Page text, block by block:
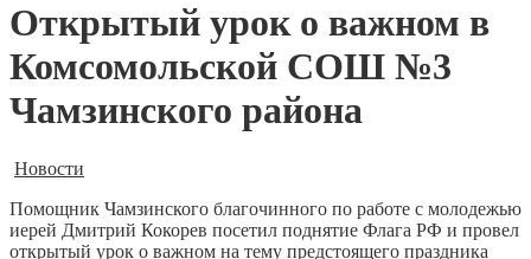
Открытый урок о важном в
Комсомольской СОШ №3
Чамзинского района
Новости
Помощник Чамзинского благочинного по работе с молодежью
иерей Дмитрий Кокорев посетил поднятие Флага РФ и провел
открытый урок о важном на тему предстоящего праздника